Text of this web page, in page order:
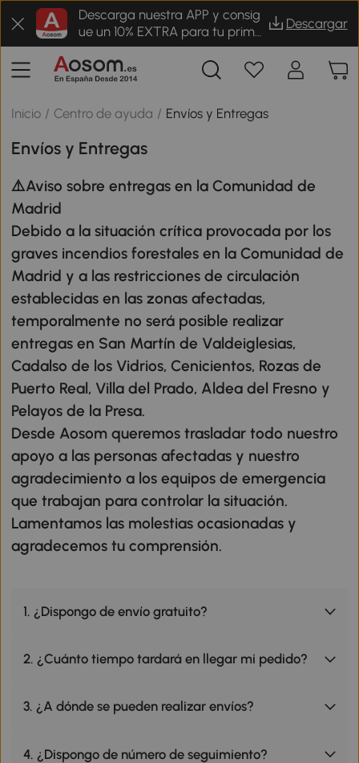
Descarga nuestra APP y consig
ue un 10% EXTRA para tu prime
r pedido
Descargar
Inicio / Centro de ayuda / Envíos y Entregas
Envíos y Entregas
⚠️Aviso sobre entregas en la Comunidad de
Madrid
Debido a la situación crítica provocada por los
graves incendios forestales en la Comunidad de
Madrid y a las restricciones de circulación
establecidas en las zonas afectadas,
temporalmente no será posible realizar
entregas en San Martín de Valdeiglesias,
Cadalso de los Vidrios, Cenicientos, Rozas de
Puerto Real, Villa del Prado, Aldea del Fresno y
Pelayos de la Presa.
Desde Aosom queremos trasladar todo nuestro
apoyo a las personas afectadas y nuestro
agradecimiento a los equipos de emergencia
que trabajan para controlar la situación.
Lamentamos las molestias ocasionadas y
agradecemos tu comprensión.
1. ¿Dispongo de envío gratuito?
2. ¿Cuánto tiempo tardará en llegar mi pedido?
3. ¿A dónde se pueden realizar envíos?
4. ¿Dispongo de número de seguimiento?